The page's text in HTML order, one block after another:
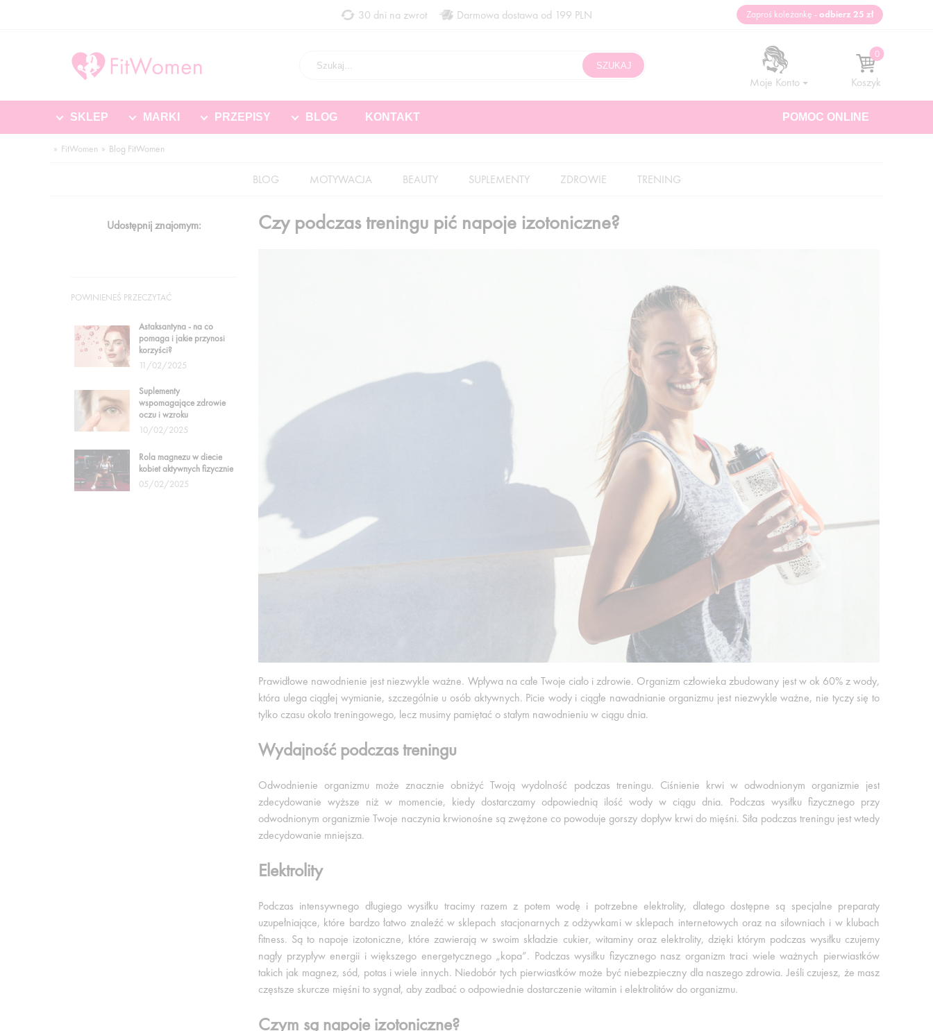
30 dni na zwrot Darmowa dostawa od 199 PLN
Koszyk
Moje Konto
SKLEP MARKI PRZEPISY BLOG KONTAKT POMOC ONLINE
Zaproś koleżankę -odbierz 25 zł
FitWomen Blog FitWomen
BLOG MOTYWACJA BEAUTY SUPLEMENTY ZDROWIE TRENING
Czy podczas treningu pić napoje izotoniczne?
Prawidłowe nawodnienie jest niezwykle ważne. Wpływa na całe Twoje ciało i zdrowie. Organizm człowieka zbudowany jest w ok 60% z wody,
która ulega ciągłej wymianie, szczególnie u osób aktywnych. Picie wody i ciągłe nawadnianie organizmu jest niezwykle ważne, nie tyczy się to
tylko czasu około treningowego, lecz musimy pamiętać o stałym nawodnieniu w ciągu dnia.
Wydajność podczas treningu
Odwodnienie organizmu może znacznie obniżyć Twoją wydolność podczas treningu. Ciśnienie krwi w odwodnionym organizmie jest
zdecydowanie wyższe niż w momencie, kiedy dostarczamy odpowiednią ilość wody w ciągu dnia. Podczas wysiłku fizycznego przy
odwodnionym organizmie Twoje naczynia krwionośne są zwężone co powoduje gorszy dopływ krwi do mięśni. Siła podczas treningu jest wtedy
zdecydowanie mniejsza.
Elektrolity
Podczas intensywnego długiego wysiłku tracimy razem z potem wodę i potrzebne elektrolity, dlatego dostępne są specjalne preparaty
uzupełniające, które bardzo łatwo znaleźć w sklepach stacjonarnych z odżywkami w sklepach internetowych oraz na siłowniach i w klubach
fitness. Są to napoje izotoniczne, które zawierają w swoim składzie cukier, witaminy oraz elektrolity, dzięki którym podczas wysiłku czujemy
nagły przypływ energii i większego energetycznego „kopa”. Podczas wysiłku fizycznego nasz organizm traci wiele ważnych pierwiastków
takich jak magnez, sód, potas i wiele innych. Niedobór tych pierwiastków może być niebezpieczny dla naszego zdrowia. Jeśli czujesz, że masz
częstsze skurcze mięśni to sygnał, aby zadbać o odpowiednie dostarczenie witamin i elektrolitów do organizmu.
Czym są napoje izotoniczne?
Udostępnij znajomym:
POWINIENEŚ PRZECZYTAĆ
Astaksantyna - na co
pomaga i jakie przynosi
korzyści?
11/02/2025
Suplementy
wspomagające zdrowie
oczu i wzroku
10/02/2025
Rola magnezu w diecie
kobiet aktywnych fizycznie
05/02/2025